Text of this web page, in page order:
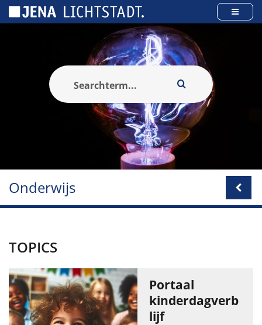
Onderwijs
TOPICS
Portaal
kinderdagverb
lijf
Cookies beheer paneel